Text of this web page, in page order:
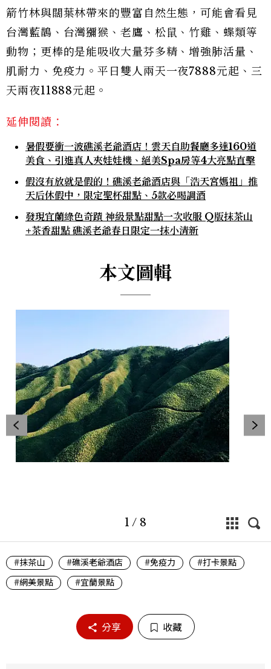
箭竹林與闊葉林帶來的豐富自然生態，可能會看見
台灣藍鵲、台灣獼猴、老鷹、松鼠、竹雞、蝶類等
動物；更棒的是能吸收大量芬多精、增強肺活量、
肌耐力、免疫力。平日雙人兩天一夜7888元起、三
天兩夜11888元起。
延伸閱讀：
暑假要衝一波礁溪老爺酒店！雲天自助餐廳多達160道
美食、引進真人夾娃娃機、絕美Spa房等4大亮點直擊
假沒有放就是假的！礁溪老爺酒店與「浩天宮媽祖」推
天后休假中，限定聖杯甜點、5款必喝調酒
發現宜蘭綠色奇蹟 神級景點甜點一次收服 Q版抹茶山
+茶香甜點 礁溪老爺春日限定一抹小清新
本文圖輯
1 / 8
#抹茶山 #礁溪老爺酒店 #免疫力
#打卡景點
#網美景點
#宜蘭景點
分享 收藏